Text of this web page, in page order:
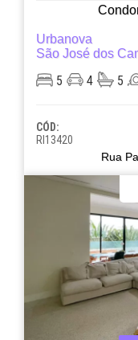
Urbanova
São José dos
5 4 5
CÓD:
RI13420
Rua